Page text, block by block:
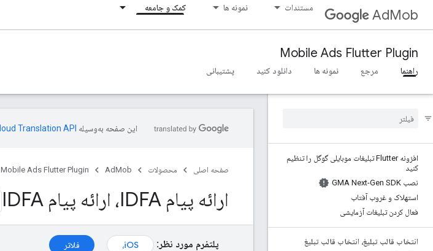
AdMob مستندات نمونه ها کمک و جامعه
Mobile Ads Flutter Plugin
راهنما مرجع نمونه ها دانلود کنید پشتیبانی
افزونه Flutter تبلیغات موبایلی گوگل را تنظیم
کنید
نصب GMA Next-Gen SDK
استهلاک و غروب آفتاب
فعال کردن تبلیغات آزمایشی
انتخاب قالب تبلیغ، انتخاب قالب تبلیغ
این صفحه به‌وسیله
صفحه اصلی محصولات AdMob
Mobile Ads Flutter Plugin
ارائه پیام IDFA، ارائه پیام IDFA
پلتفرم مورد نظر: iOS، فلاتر